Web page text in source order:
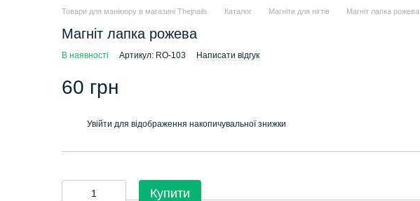
Товари для манікюру в магазині Thejnails Каталог Магніти для нігтів Магніт лапка рожева
Магніт лапка рожева
В наявності Артикул: RO-103 Написати відгук
60 грн
Увійти для відображення накопичувальної знижки
Купити